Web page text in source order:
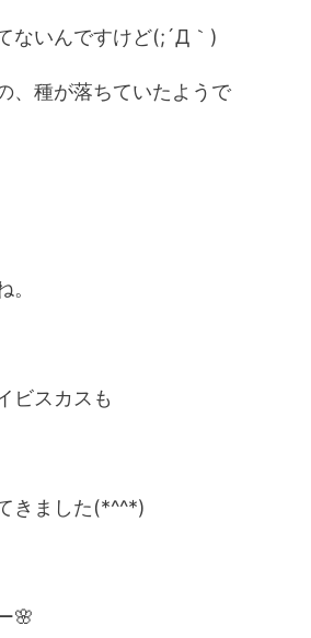
ないんですけど(;´Д｀)
、種が落ちていたようで
ビスカスも
きました(*^^*)
🌸